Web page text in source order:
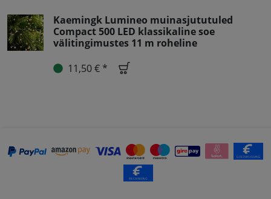
Kaemingk Lumineo muinasjututuled
Compact 500 LED klassikaline soe
välitingimustes 11 m roheline
11,50 € *